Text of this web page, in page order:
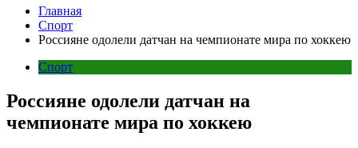
Главная
Спорт
Россияне одолели датчан на чемпионате мира по хоккею
Спорт
Россияне одолели датчан на
чемпионате мира по хоккею